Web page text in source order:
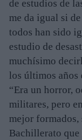
de estudios de
me da igual si
todos han sido
estudio de
muchísimo
los últimos
“Era un horror,
militares, pero
mejor formados,
Bachillerato